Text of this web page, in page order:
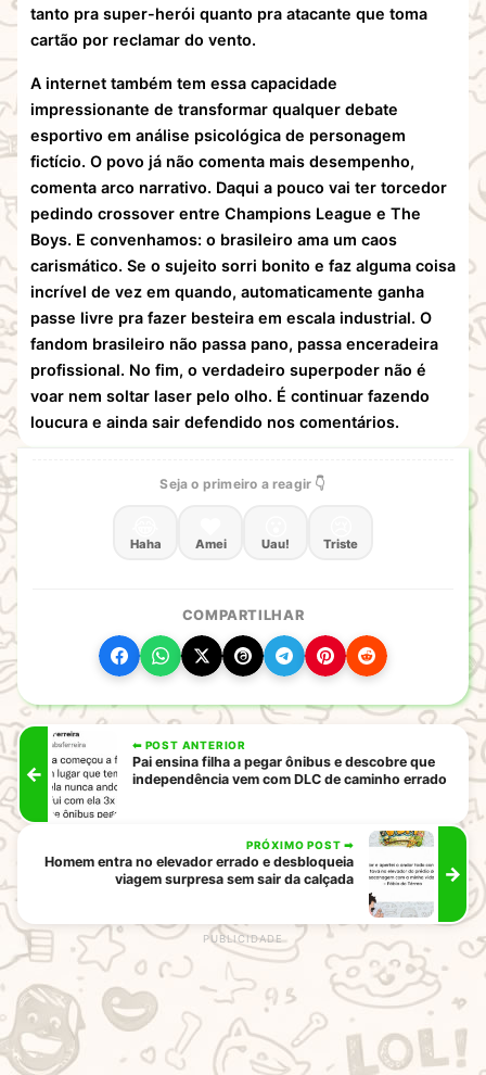
tanto pra super-herói quanto pra atacante que toma
cartão por reclamar do vento.
A internet também tem essa capacidade
impressionante de transformar qualquer debate
esportivo em análise psicológica de personagem
fictício. O povo já não comenta mais desempenho,
comenta arco narrativo. Daqui a pouco vai ter torcedor
pedindo crossover entre Champions League e The
Boys. E convenhamos: o brasileiro ama um caos
carismático. Se o sujeito sorri bonito e faz alguma coisa
incrível de vez em quando, automaticamente ganha
passe livre pra fazer besteira em escala industrial. O
fandom brasileiro não passa pano, passa enceradeira
profissional. No fim, o verdadeiro superpoder não é
voar nem soltar laser pelo olho. É continuar fazendo
loucura e ainda sair defendido nos comentários.
Seja o primeiro a reagir 👇
Haha Amei Uau! Triste
COMPARTILHAR
←
⬅ POST ANTERIOR
Pai ensina filha a pegar ônibus e descobre que
independência vem com DLC de caminho errado
PRÓXIMO POST ➡
Homem entra no elevador errado e desbloqueia
viagem surpresa sem sair da calçada
→
rodape